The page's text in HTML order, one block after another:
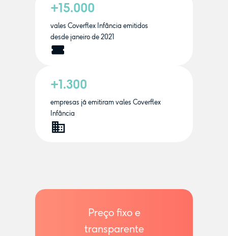
+15.000
vales Coverflex Infância emitidos
desde janeiro de 2021
+1.300
empresas já emitiram vales Coverflex
Infância
Preço fixo e
transparente